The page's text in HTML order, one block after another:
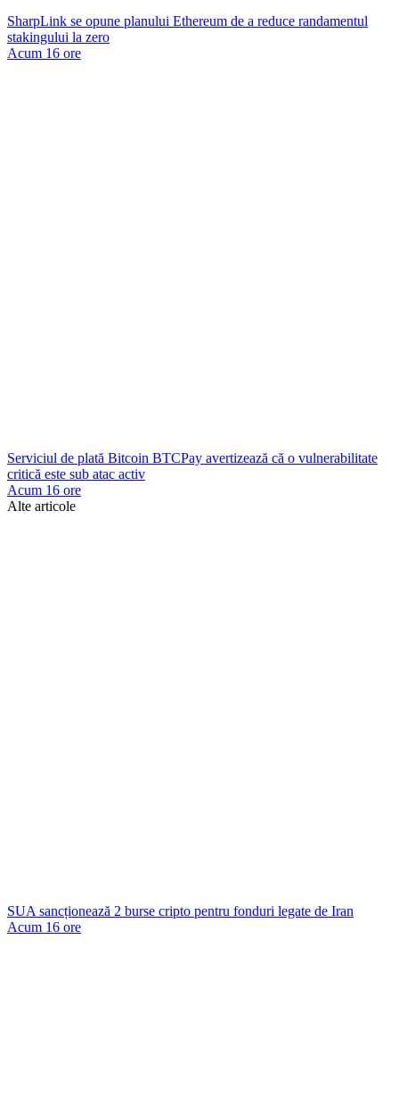
SharpLink se opune planului Ethereum de a reduce randamentul
stakingului la zero
Acum 16 ore
Serviciul de plată Bitcoin BTCPay avertizează că o vulnerabilitate
critică este sub atac activ
Acum 16 ore
Alte articole
SUA sancționează 2 burse cripto pentru fonduri legate de Iran
Acum 16 ore